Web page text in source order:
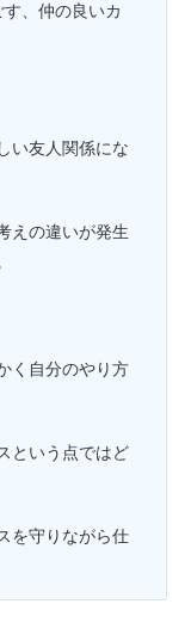
、仲の良いカ
い友人関係にな
えの違いが発生
く自分のやり方
という点ではど
を守りながら仕